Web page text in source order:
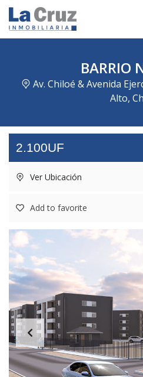
BARRIO
Av. Chiloé & Avenida
Alto,
2.100UF
Ver Ubicación
Add to favorite